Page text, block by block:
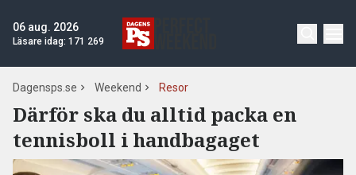
06 aug. 2026
Läsare idag: 171 269
Dagensps.se Weekend Resor
Därför ska du alltid packa en
tennisboll i handbagaget